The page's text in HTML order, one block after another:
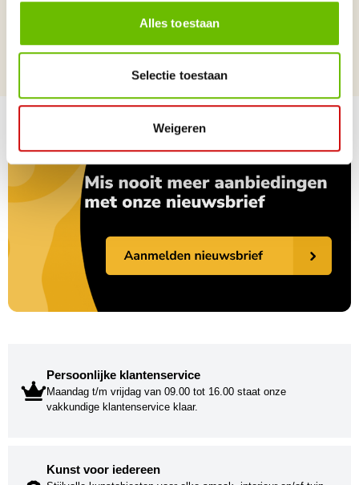
Alles toestaan
Selectie toestaan
Weigeren
Binnen beelden
Persoonlijke klantenservice
Maandag t/m vrijdag van 09.00 tot 16.00 staat onze
vakkundige klantenservice klaar.
Kunst voor iedereen